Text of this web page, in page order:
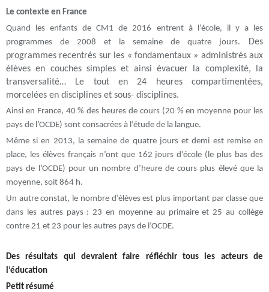
Le contexte en France
Quand les enfants de CM1 de 2016 entrent à l’école, il y a les
programmes de 2008 et la semaine de quatre jours. Des
programmes recentrés sur les « fondamentaux » administrés aux
élèves en couches simples et ainsi évacuer la complexité, la
transversalité… Le tout en 24 heures compartimentées,
morcelées en disciplines et sous- disciplines.
Ainsi en France, 40 % des heures de cours (20 % en moyenne pour les
pays de l’OCDE) sont consacrées à l’étude de la langue.
Même si en 2013, la semaine de quatre jours et demi est remise en
place, les élèves français n’ont que 162 jours d’école (le plus bas des
pays de l’OCDE) pour un nombre d’heure de cours plus élevé que la
moyenne, soit 864 h.
Un autre constat, le nombre d’élèves est plus important par classe que
dans les autres pays : 23 en moyenne au primaire et 25 au collège
contre 21 et 23 pour les autres pays de l’OCDE.
Des résultats qui devraient faire réfléchir tous les acteurs de
l’éducation
Petit résumé